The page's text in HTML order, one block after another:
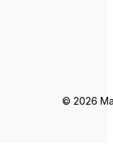
© 2026